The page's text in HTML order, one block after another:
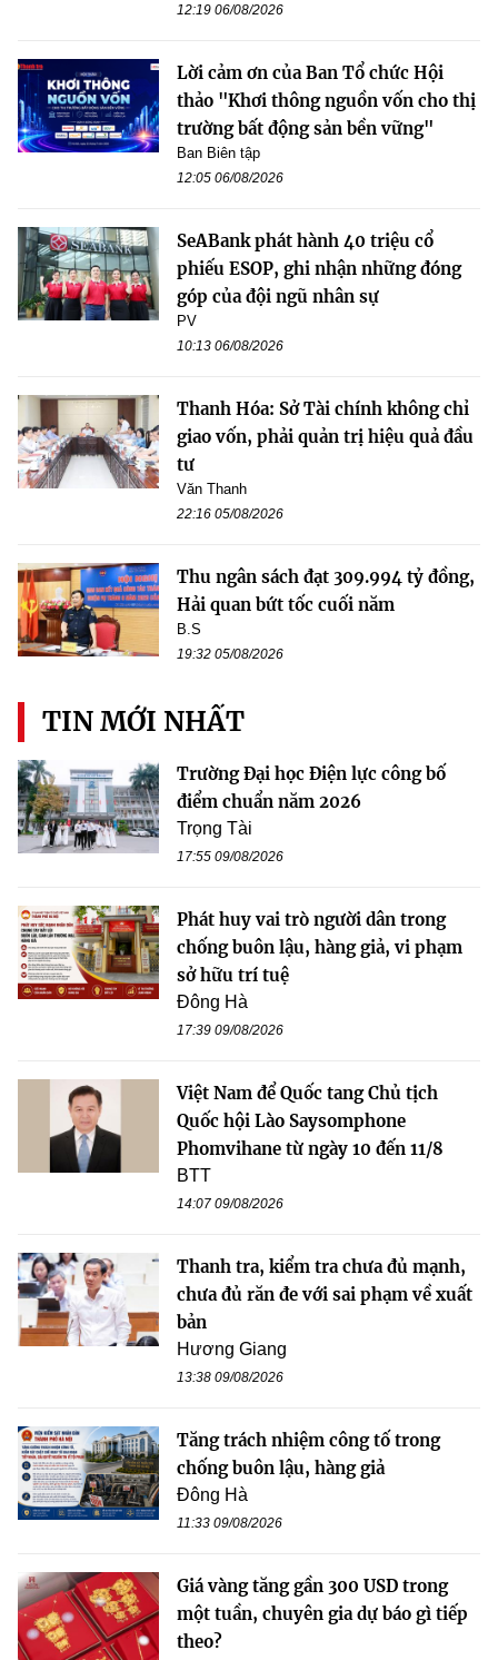
12:19 06/08/2026
Lời cảm ơn của Ban Tổ chức Hội
thảo "Khơi thông nguồn vốn cho thị
trường bất động sản bền vững"
Ban Biên tập
12:05 06/08/2026
SeABank phát hành 40 triệu cổ
phiếu ESOP, ghi nhận những đóng
góp của đội ngũ nhân sự
PV
10:13 06/08/2026
Thanh Hóa: Sở Tài chính không chỉ
giao vốn, phải quản trị hiệu quả đầu
tư
Văn Thanh
22:16 05/08/2026
Thu ngân sách đạt 309.994 tỷ đồng,
Hải quan bứt tốc cuối năm
B.S
19:32 05/08/2026
TIN MỚI NHẤT
Trường Đại học Điện lực công bố
điểm chuẩn năm 2026
Trọng Tài
17:55 09/08/2026
Phát huy vai trò người dân trong
chống buôn lậu, hàng giả, vi phạm
sở hữu trí tuệ
Đông Hà
17:39 09/08/2026
Việt Nam để Quốc tang Chủ tịch
Quốc hội Lào Saysomphone
Phomvihane từ ngày 10 đến 11/8
BTT
14:07 09/08/2026
Thanh tra, kiểm tra chưa đủ mạnh,
chưa đủ răn đe với sai phạm về xuất
bản
Hương Giang
13:38 09/08/2026
Tăng trách nhiệm công tố trong
chống buôn lậu, hàng giả
Đông Hà
11:33 09/08/2026
Giá vàng tăng gần 300 USD trong
một tuần, chuyên gia dự báo gì tiếp
theo?